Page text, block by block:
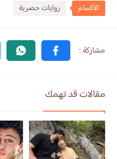
الأقسام روايات حصرية
مقالات قد تهمك